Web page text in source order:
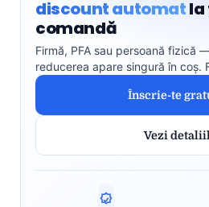
discount automatla
comandă
Firmă, PFA sau persoană fizică
reducerea apare singură în coș.
Înscrie-te
Vezi